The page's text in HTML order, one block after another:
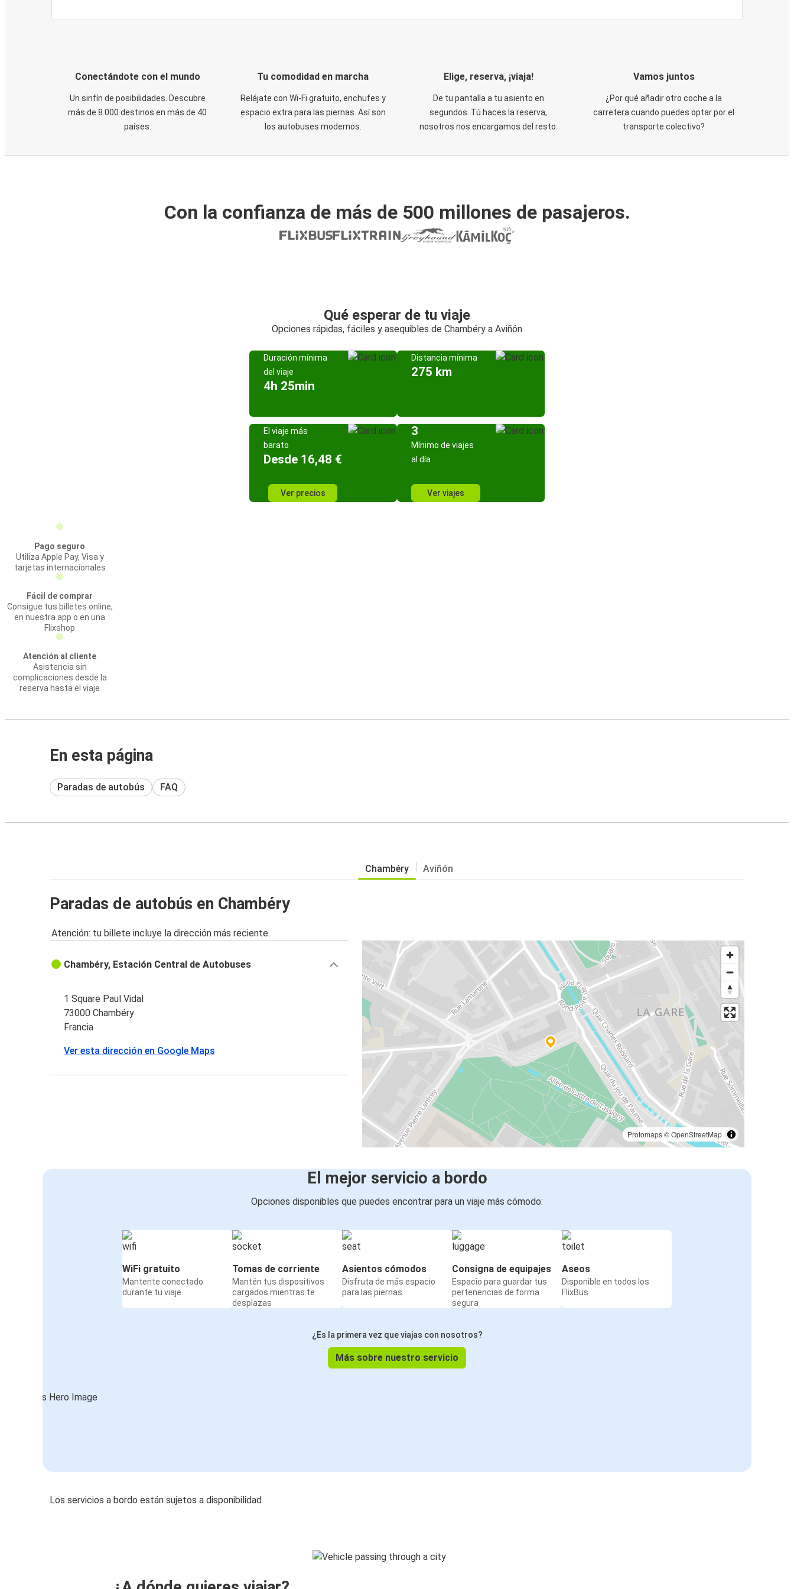
Conectándote con el mundo
Un sinfín de posibilidades. Descubre
más de 8.000 destinos en más de 40
países.
Tu comodidad en marcha
Relájate con Wi-Fi gratuito, enchufes y
espacio extra para las piernas. Así son
los autobuses modernos.
Elige, reserva, ¡viaja!
De tu pantalla a tu asiento en
segundos. Tú haces la reserva,
nosotros nos encargamos del resto.
Vamos juntos
¿Por qué añadir otro coche a la
carretera cuando puedes optar por el
transporte colectivo?
Con la confianza de más de 500 millones de pasajeros.
Qué esperar de tu viaje
Opciones rápidas, fáciles y asequibles de Chambéry a Aviñón
Duración mínima
del viaje
4h 25min
Distancia mínima
275 km
El viaje más
barato
Desde 16,48 €
Ver precios
3
Mínimo de viajes
al día
Ver viajes
Pago seguro
Utiliza Apple Pay, Visa y
tarjetas internacionales
Fácil de comprar
Consigue tus billetes online,
en nuestra app o en una
Flixshop
Atención al cliente
Asistencia sin
complicaciones desde la
reserva hasta el viaje
En esta página
Paradas de autobús FAQ
Chambéry Aviñón
Paradas de autobús en Chambéry
Atención: tu billete incluye la dirección más reciente.
Protomaps©OpenStreetMap
Chambéry, Estación Central de Autobuses
1 Square Paul Vidal
73000 Chambéry
Francia
Ver esta dirección en Google Maps
El mejor servicio a bordo
Opciones disponibles que puedes encontrar para un viaje más cómodo:
WiFi gratuito
Mantente conectado
durante tu viaje
Tomas de corriente
Mantén tus dispositivos
cargados mientras te
desplazas
Asientos cómodos
Disfruta de más espacio
para las piernas
Consigna de equipajes
Espacio para guardar tus
pertenencias de forma
segura
Aseos
Disponible en todos los
FlixBus
¿Es la primera vez que viajas con nosotros?
Más sobre nuestro servicio
Los servicios a bordo están sujetos a disponibilidad